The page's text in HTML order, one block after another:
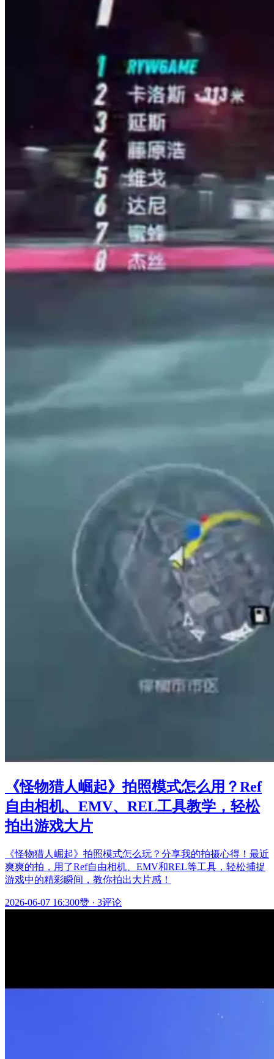
《怪物猎人崛起》拍照模式怎么用？Ref
自由相机、EMV、REL工具教学，轻松
拍出游戏大片
《怪物猎人崛起》拍照模式怎么玩？分享我的拍摄心得！最近
爽爽的拍，用了Ref自由相机、EMV和REL等工具，轻松捕捉
游戏中的精彩瞬间，教你拍出大片感！
2026-06-07 16:300赞 · 3评论